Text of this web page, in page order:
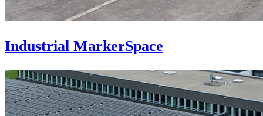
Industrial MarkerSpace